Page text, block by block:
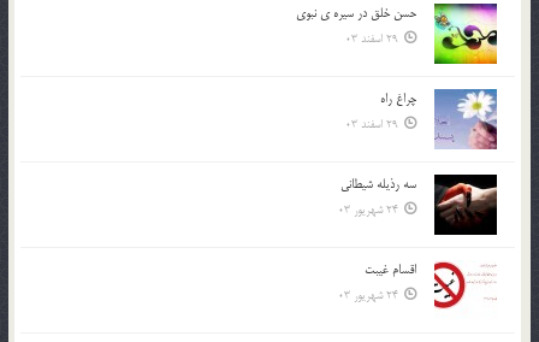
حسن خلق در سيره ي نبوي
29 اسفند 03
چراغ راه
29 اسفند 03
سه رذیله شیطانی
24 شهریور 03
اقسام غيبت
24 شهریور 03